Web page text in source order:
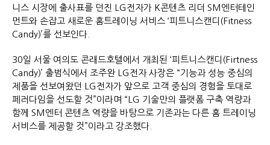
니스 시장에 출사표를 던진 LG전자가 K콘텐츠 리더 SM엔터테인
먼트와 손잡고 새로운 홈트레이닝 서비스 ‘피트니스캔디(Fitness
Candy)’를 선보인다.
30일 서울 여의도 콘래드호텔에서 개최된 ‘피트니스캔디(Firtness
Candy)’ 출범식에서 조주완 LG전자 사장은 “기능과 성능 중심의
제품을 선보여왔던 LG전자가 앞으로 고객 중심의 경험을 토대로
페러다임을 선도할 것”이라며 “LG 기술만의 플랫폼 구축 역량과
함께 SM엔터 콘텐츠 역량을 바탕으로 기존과는 다른 홈 트레이닝
서비스를 제공할 것”이라고 강조했다.